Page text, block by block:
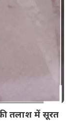
तलाश में सूरत